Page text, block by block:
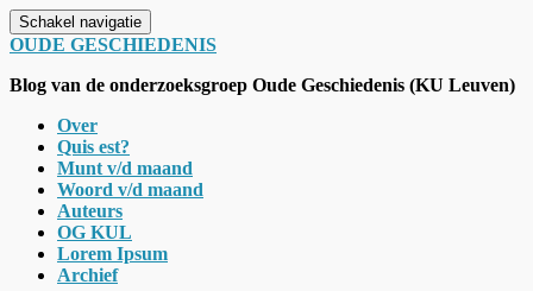
Schakel navigatie
OUDE GESCHIEDENIS
Blog van de onderzoeksgroep Oude Geschiedenis (KU Leuven)
Over
Quis est?
Munt v/d maand
Woord v/d maand
Auteurs
OG KUL
Lorem Ipsum
Archief